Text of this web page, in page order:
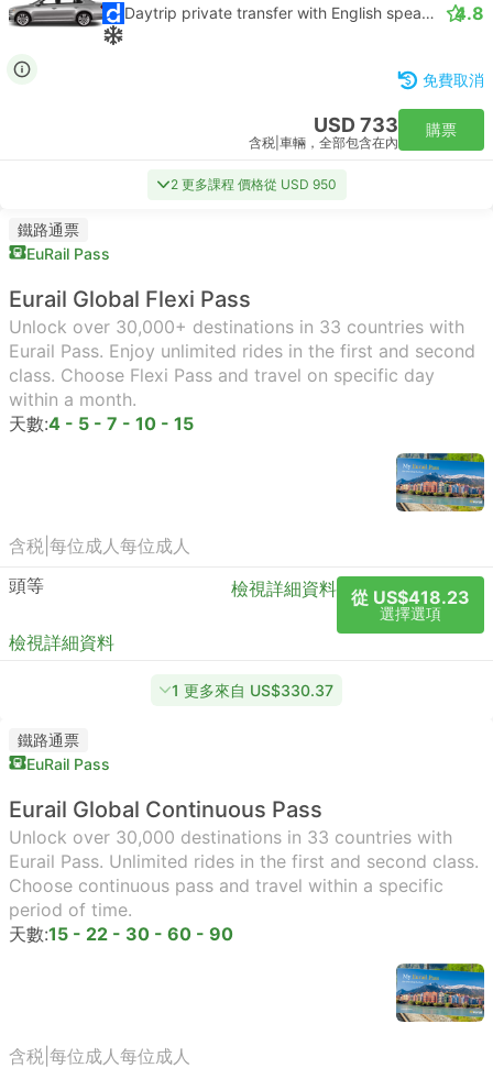
Daytrip private transfer with English speaking driver 4.8
免費取消
USD 733
含税 車輛，全部包含在內
購票
2 更多課程 價格從 USD 950
鐵路通票
EuRail Pass
Eurail Global Flexi Pass
Unlock over 30,000+ destinations in 33 countries with
Eurail Pass. Enjoy unlimited rides in the first and second
class. Choose Flexi Pass and travel on specific day
within a month.
天數:4 - 5 - 7 - 10 - 15
含税 每位成人每位成人
頭等
檢視詳細資料 從 US$418.23
選擇選項
檢視詳細資料
1 更多來自 US$330.37
鐵路通票
EuRail Pass
Eurail Global Continuous Pass
Unlock over 30,000 destinations in 33 countries with
Eurail Pass. Unlimited rides in the first and second class.
Choose continuous pass and travel within a specific
period of time.
天數:15 - 22 - 30 - 60 - 90
含税 每位成人每位成人